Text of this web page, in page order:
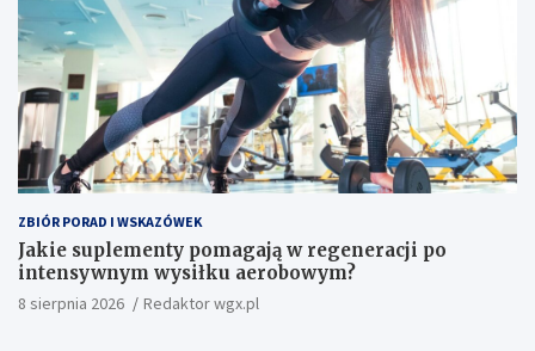
ZBIÓR PORAD I WSKAZÓWEK
Jakie suplementy pomagają w regeneracji po
intensywnym wysiłku aerobowym?
8 sierpnia 2026 Redaktor wgx.pl